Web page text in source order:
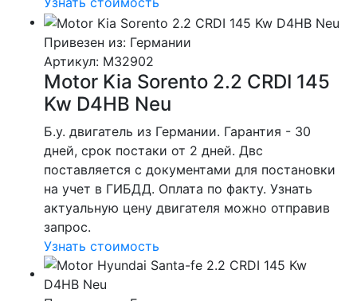
Привезен из: Германии
Артикул: M32902
Motor Kia Sorento 2.2 CRDI 145
Kw D4HB Neu
Б.у. двигатель из Германии. Гарантия - 30
дней, срок постаки от 2 дней. Двс
поставляется с документами для постановки
на учет в ГИБДД. Оплата по факту. Узнать
актуальную цену двигателя можно отправив
запрос.
Узнать стоимость